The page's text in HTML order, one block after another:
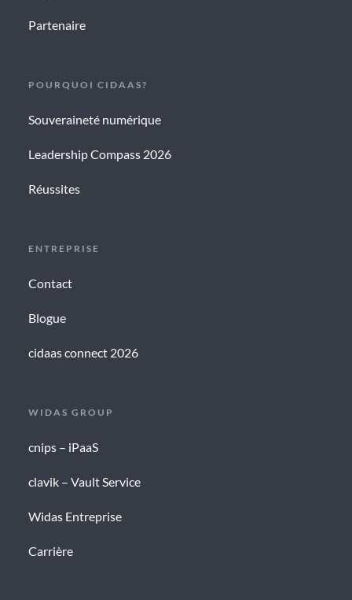
Partenaire
POURQUOI CIDAAS?
Souveraineté numérique
Leadership Compass 2026
Réussites
ENTREPRISE
Contact
Blogue
cidaas connect 2026
WIDAS GROUP
cnips – iPaaS
clavik – Vault Service
Widas Entreprise
Carrière